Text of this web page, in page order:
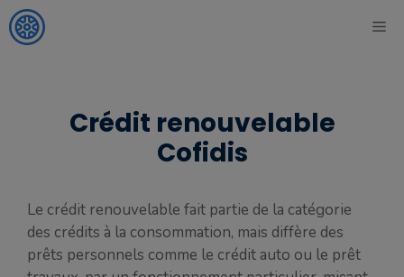
Aller
au
Crédit renouvelable
Cofidis
Le crédit renouvelable fait partie de la catégorie
des crédits à la consommation, mais diffère des
prêts personnels comme le crédit auto ou le prêt